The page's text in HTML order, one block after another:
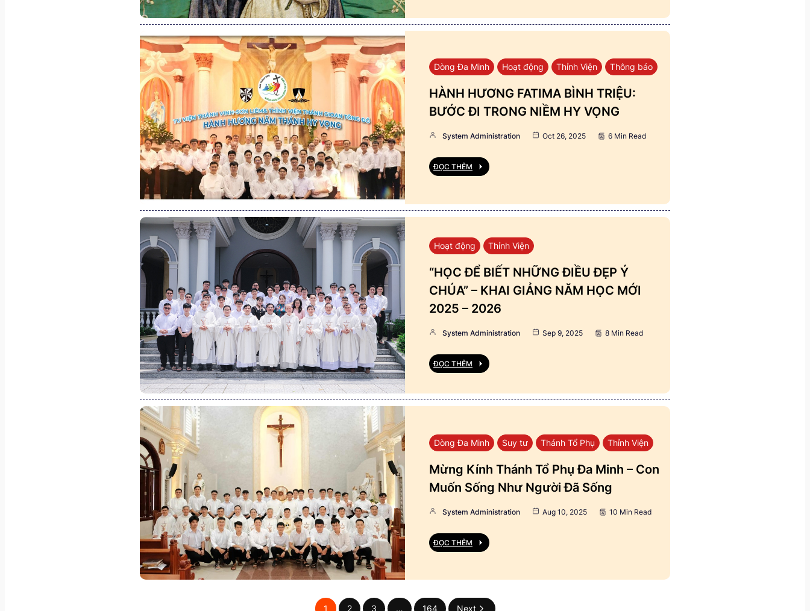
Dòng Đa Minh Hoạt động Thỉnh Viện Thông báo
HÀNH HƯƠNG FATIMA BÌNH TRIỆU:
BƯỚC ĐI TRONG NIỀM HY VỌNG
System Administration Oct 26, 2025 6 Min Read
ĐỌC THÊM
Hoạt động Thỉnh Viện
“HỌC ĐỂ BIẾT NHỮNG ĐIỀU ĐẸP Ý
CHÚA” – KHAI GIẢNG NĂM HỌC MỚI
2025 – 2026
System Administration Sep 9, 2025 8 Min Read
ĐỌC THÊM
Dòng Đa Minh Suy tư Thánh Tổ Phụ Thỉnh Viện
Mừng Kính Thánh Tổ Phụ Đa Minh – Con
Muốn Sống Như Người Đã Sống
System Administration Aug 10, 2025 10 Min Read
ĐỌC THÊM
1 2 3 … 164 Next